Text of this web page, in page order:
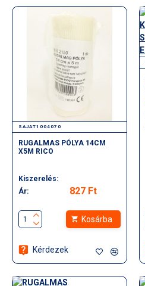
SAJAT1004070
RUGALMAS PÓLYA 14CM
X5M RICO
Kiszerelés:
Ár:
827 Ft
Kosárba
Kérdezek